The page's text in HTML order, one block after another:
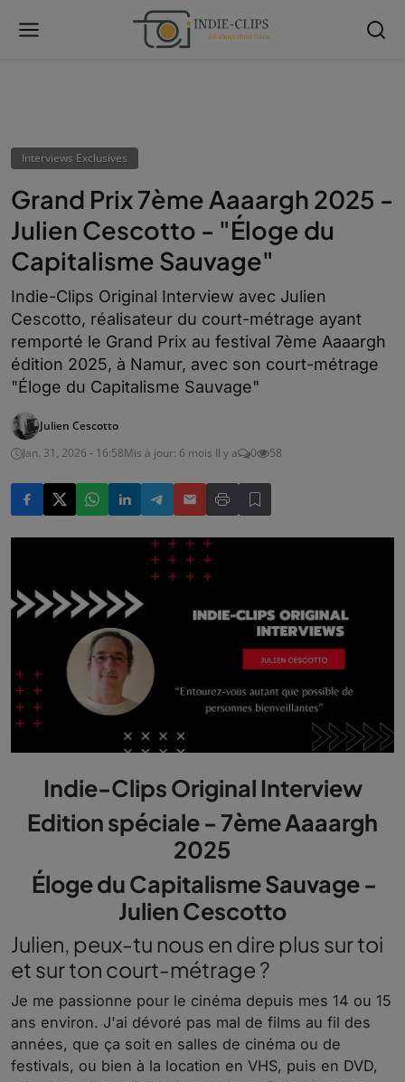
Interviews Exclusives
Grand Prix 7ème Aaaargh 2025 -
Julien Cescotto - "Éloge du
Capitalisme Sauvage"
Indie-Clips Original Interview avec Julien
Cescotto, réalisateur du court-métrage ayant
remporté le Grand Prix au festival 7ème Aaaargh
édition 2025, à Namur, avec son court-métrage
"Éloge du Capitalisme Sauvage"
Julien Cescotto
Jan. 31, 2026 - 16:58Mis à jour: 6 mois Il y a 0 58
Indie-Clips Original Interview
Edition spéciale - 7ème Aaaargh
2025
Éloge du Capitalisme Sauvage -
Julien Cescotto
Julien, peux-tu nous en dire plus sur toi
et sur ton court-métrage ?
Je me passionne pour le cinéma depuis mes 14 ou 15
ans environ. J'ai dévoré pas mal de films au fil des
années, que ça soit en salles de cinéma ou de
festivals, ou bien à la location en VHS, puis en DVD,